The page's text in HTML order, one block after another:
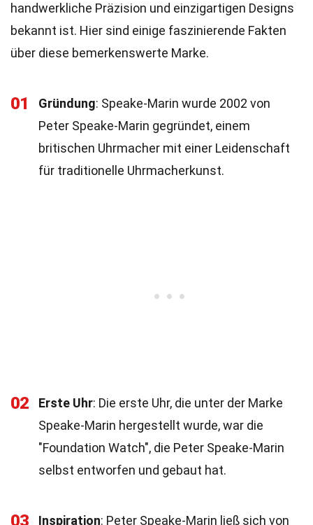
handwerkliche Präzision und einzigartigen Designs
bekannt ist. Hier sind einige faszinierende Fakten
über diese bemerkenswerte Marke.
01 Gründung: Speake-Marin wurde 2002 von
Peter Speake-Marin gegründet, einem
britischen Uhrmacher mit einer Leidenschaft
für traditionelle Uhrmacherkunst.
02 Erste Uhr: Die erste Uhr, die unter der Marke
Speake-Marin hergestellt wurde, war die
"Foundation Watch", die Peter Speake-Marin
selbst entworfen und gebaut hat.
03 Inspiration: Peter Speake-Marin ließ sich von